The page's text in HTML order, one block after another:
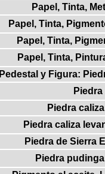
Papel, Tinta,
Papel, Tinta,
Papel, Tinta,
Papel, Tinta,
Pedestal y Figura:
Piedra
Piedra caliza
Piedra caliza
Piedra de Sierra
Piedra pudinga